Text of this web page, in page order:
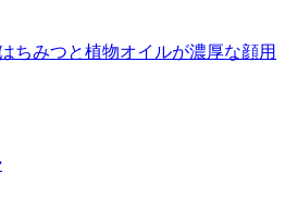
ちみつと植物オイルが濃厚な顔用